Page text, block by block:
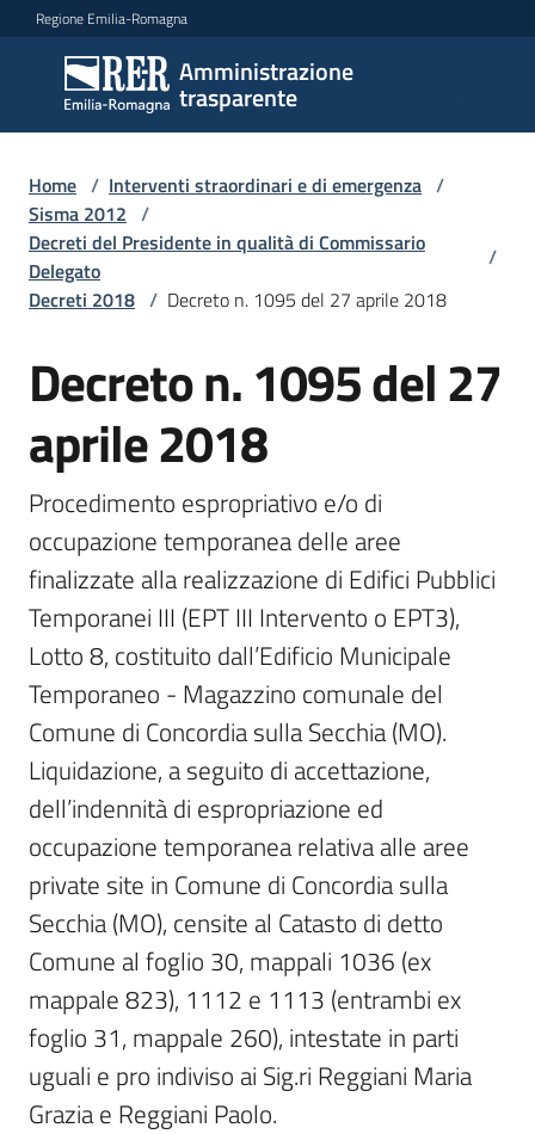
Vai al contenuto
Vai alla navigazione
Vai al footer
Regione Emilia-Romagna
Amministrazione
trasparente
Amministrazione
trasparente
Sottosezioni
Accesso
Home / Interventi straordinari e di emergenza /
Sisma 2012 /
Decreti del Presidente in qualità di Commissario
Delegato
/
Decreti 2018 / Decreto n. 1095 del 27 aprile 2018
Decreto n. 1095 del 27
aprile 2018
Procedimento espropriativo e/o di
occupazione temporanea delle aree
finalizzate alla realizzazione di Edifici Pubblici
Temporanei III (EPT III Intervento o EPT3),
Lotto 8, costituito dall’Edificio Municipale
Temporaneo - Magazzino comunale del
Comune di Concordia sulla Secchia (MO).
Liquidazione, a seguito di accettazione,
dell’indennità di espropriazione ed
occupazione temporanea relativa alle aree
private site in Comune di Concordia sulla
Secchia (MO), censite al Catasto di detto
Comune al foglio 30, mappali 1036 (ex
mappale 823), 1112 e 1113 (entrambi ex
foglio 31, mappale 260), intestate in parti
uguali e pro indiviso ai Sig.ri Reggiani Maria
Grazia e Reggiani Paolo.